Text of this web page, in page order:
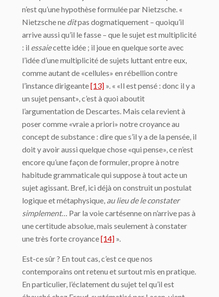
n’est qu’une hypothèse formulée par Nietzsche. «
Nietzsche ne ditpas dogmatiquement – quoiqu’il
arrive aussi qu’il le fasse – que le sujet est multiplicité
: il essaiecette idée ; il joue en quelque sorte avec
l’idée d’une multiplicité de sujets luttant entre eux,
comme autant de «cellules» en rébellion contre
l’instance dirigeante[13] ». « «Il est pensé : donc il y a
un sujet pensant», c’est à quoi aboutit
l’argumentation de Descartes. Mais cela revient à
poser comme «vraie a priori» notre croyance au
concept de substance : dire que s’il y a de la pensée, il
doit y avoir aussi quelque chose «qui pense», ce n’est
encore qu’une façon de formuler, propre à notre
habitude grammaticale qui suppose à tout acte un
sujet agissant. Bref, ici déjà on construit un postulat
logique et métaphysique, au lieu de le constater
simplement… Par la voie cartésenne on n’arrive pas à
une certitude absolue, mais seulement à constater
une très forte croyance[14] ».
Est-ce sûr ? En tout cas, c’est ce que nos
contemporains ont retenu et surtout mis en pratique.
En particulier, l’éclatement du sujet tel qu’il est